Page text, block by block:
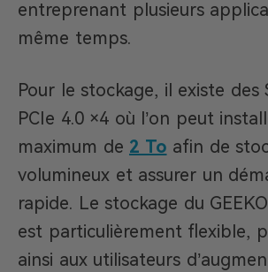
entreprenant plusieurs
même temps.
Pour le stockage, il existe des
PCIe 4.0 ×4 où l’on peut
maximum de 2 To afin de
volumineux et assurer un
rapide. Le stockage du
est particulièrement flexible,
ainsi aux utilisateurs